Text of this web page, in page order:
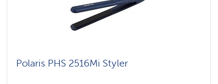
Polaris PHS 2516Mi Styler